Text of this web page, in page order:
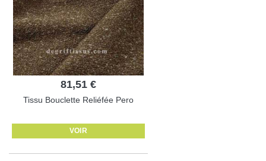
81,51 €
Tissu Bouclette Reliéfée Pero
VOIR